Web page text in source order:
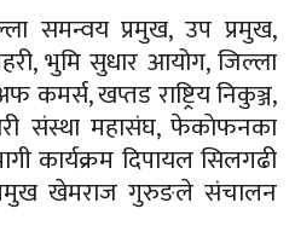
समन्वय प्रमुख, उप प्रमुख,
भुमि सुधार आयोग, जिल्ला
कमर्स, खप्तड राष्ट्रिय निकुञ्ज,
संस्था महासंघ, फेकाेफनका
कार्यक्रम दिपायल सिलगढी
खेमराज गुरुङले संचालन